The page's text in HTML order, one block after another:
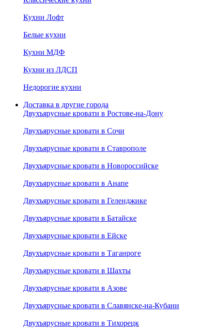
Кухни Лофт
Белые кухни
Кухни МДФ
Кухни из ЛДСП
Недорогие кухни
Доставка в другие города
Двухъярусные кровати в Ростове-на-Дону
Двухъярусные кровати в Сочи
Двухъярусные кровати в Ставрополе
Двухъярусные кровати в Новороссийске
Двухъярусные кровати в Анапе
Двухъярусные кровати в Геленджике
Двухъярусные кровати в Батайске
Двухъярусные кровати в Ейске
Двухъярусные кровати в Таганроге
Двухъярусные кровати в Шахты
Двухъярусные кровати в Азове
Двухъярусные кровати в Славянске-на-Кубани
Двухъярусные кровати в Тихорецк